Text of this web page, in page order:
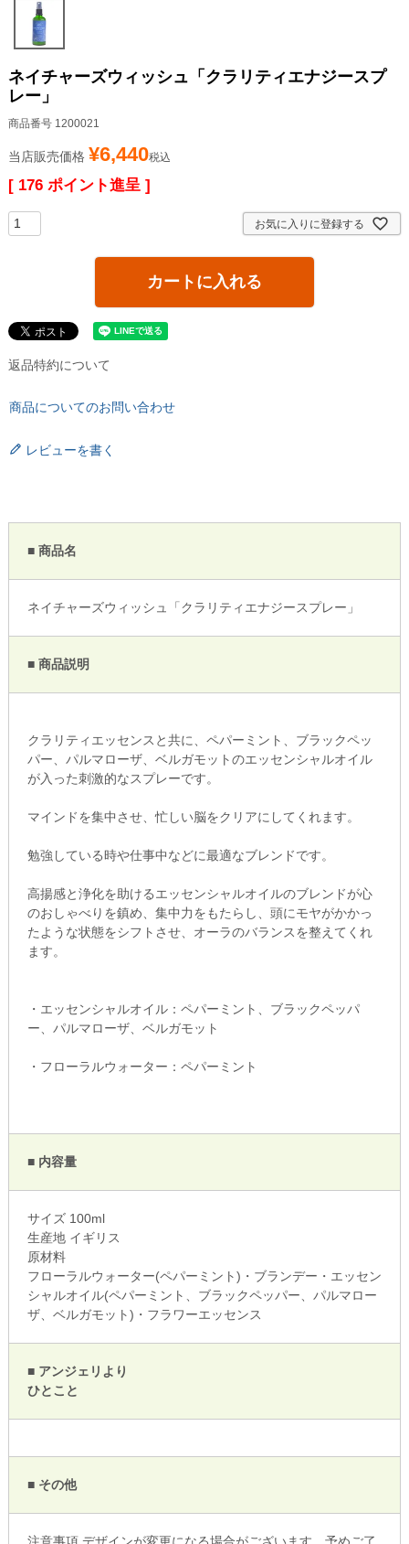
ネイチャーズウィッシュ「クラリティエナジースプ
レー」
商品番号 1200021
当店販売価格 ¥6,440税込
[ 176 ポイント進呈 ]
お気に入りに登録する
カートに入れる
返品特約について
商品についてのお問い合わせ
レビューを書く
■ 商品名
ネイチャーズウィッシュ「クラリティエナジースプレー」
■ 商品説明
クラリティエッセンスと共に、ペパーミント、ブラックペッ
パー、パルマローザ、ベルガモットのエッセンシャルオイル
が入った刺激的なスプレーです。
マインドを集中させ、忙しい脳をクリアにしてくれます。
勉強している時や仕事中などに最適なブレンドです。
高揚感と浄化を助けるエッセンシャルオイルのブレンドが心
のおしゃべりを鎮め、集中力をもたらし、頭にモヤがかかっ
たような状態をシフトさせ、オーラのバランスを整えてくれ
ます。
・エッセンシャルオイル：ペパーミント、ブラックペッパ
ー、パルマローザ、ベルガモット
・フローラルウォーター：ペパーミント
■ 内容量
サイズ 100ml
生産地 イギリス
原材料
フローラルウォーター(ペパーミント)・ブランデー・エッセン
シャルオイル(ペパーミント、ブラックペッパー、パルマロー
ザ、ベルガモット)・フラワーエッセンス
■ アンジェリより
ひとこと
■ その他